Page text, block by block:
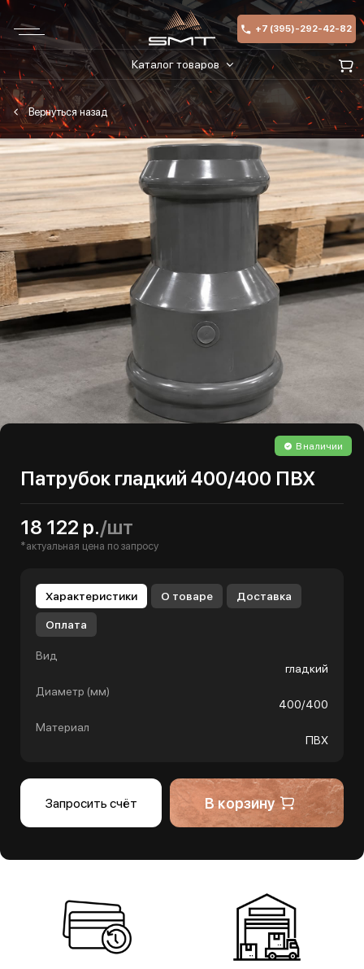
+7 (395)-292-42-82
Каталог товаров
В наличии
Патрубок гладкий 400/400 ПВХ
18 122 р./шт
*актуальная цена по запросу
Характеристики О товаре Доставка
Оплата
Вид
гладкий
Диаметр (мм)
400/400
Материал
ПВХ
Запросить счёт В корзину